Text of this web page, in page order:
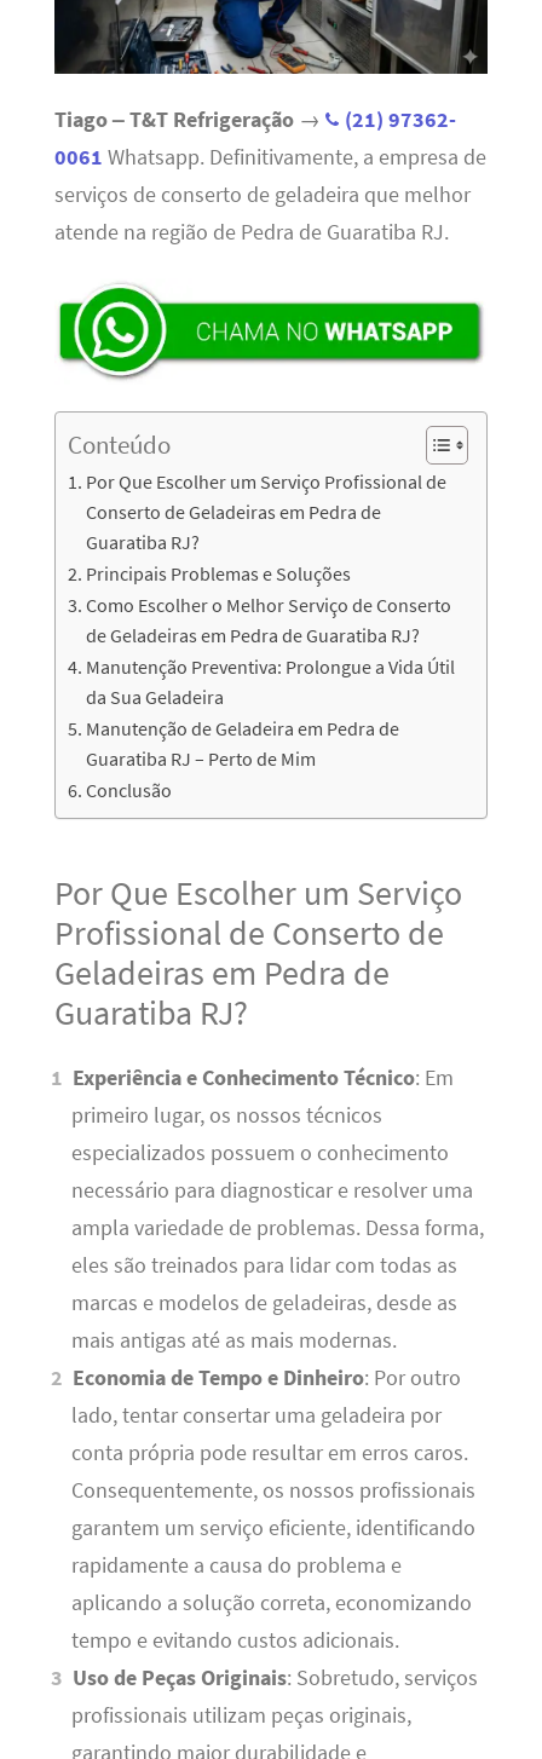
Tiago – T&T Refrigeração→
(21) 97362-
0061 Whatsapp. Definitivamente, a empresa de
serviços de conserto de geladeira que melhor
atende na região de Pedra de Guaratiba RJ.
Conteúdo
Por Que Escolher um Serviço Profissional de
Conserto de Geladeiras em Pedra de
Guaratiba RJ?
Principais Problemas e Soluções
Como Escolher o Melhor Serviço de Conserto
de Geladeiras em Pedra de Guaratiba RJ?
Manutenção Preventiva: Prolongue a Vida Útil
da Sua Geladeira
Manutenção de Geladeira em Pedra de
Guaratiba RJ – Perto de Mim
Conclusão
Por Que Escolher um Serviço
Profissional de Conserto de
Geladeiras em Pedra de
Guaratiba RJ?
Experiência e Conhecimento Técnico: Em
primeiro lugar, os nossos técnicos
especializados possuem o conhecimento
necessário para diagnosticar e resolver uma
ampla variedade de problemas. Dessa forma,
eles são treinados para lidar com todas as
marcas e modelos de geladeiras, desde as
mais antigas até as mais modernas.
Economia de Tempo e Dinheiro: Por outro
lado, tentar consertar uma geladeira por
conta própria pode resultar em erros caros.
Consequentemente, os nossos profissionais
garantem um serviço eficiente, identificando
rapidamente a causa do problema e
aplicando a solução correta, economizando
tempo e evitando custos adicionais.
Uso de Peças Originais: Sobretudo, serviços
profissionais utilizam peças originais,
garantindo maior durabilidade e